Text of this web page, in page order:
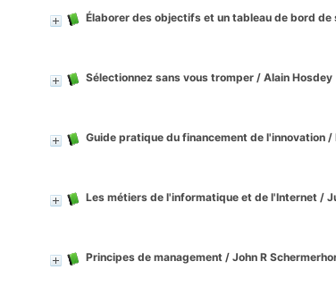
Élaborer des objectifs et un tableau de bord de
Sélectionnez sans vous tromper / Alain Hosdey
Guide pratique du financement de l'innovation /
Les métiers de l'informatique et de l'Internet /
Principes de management / John R